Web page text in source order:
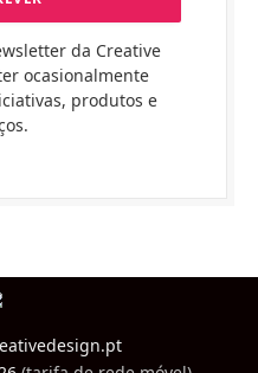
da Creative
ocasionalmente
produtos e